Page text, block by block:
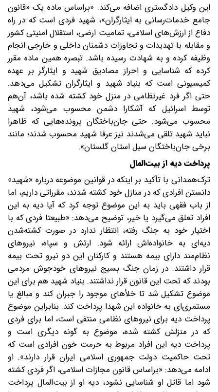
این وکیل دادگستری اضافه می‌کند: «بر‌اساس ماده یک «قانون
جامع خدمات‌رسانی به ایثارگران»، شهید فردی است که در راه
دفاع از ارزش‌های اسلامی، تمامیت ارضی، استقلال امنیتی کشور
و مقابله با تهدیدات و تجاوزات دشمنان داخلی و خارجی انجام
وظیفه کرده و به شهادت رسیده باشد. تبصره همین ماده مقرر
کرده که شناسایی و احراز مصادیق شهید و ایثارگر بر عهده
کمیسیونی است که بنیاد شهید و ایثارگران تشکیل می‌دهد.
حتی اگر فرد غیر‌نظامی در منزل خود ‌کشته شده باشد، آن‌هم
توسط اسرائیل که آشکارا دشمن محسوب می‌شود، شهید
محسوب می‌شود. حتی جان‌باختگان پرونده‌هایی که ظاهرا
نباید شهید تلقی می‌شدند نیز عرفا شهید محسوب شدند؛ مانند
برخی جان‌باختگان سیل استان گلستان».
پرداخت دیه از بیت‌المال
ترک‌همدانی با تأکید بر اینکه در قوانین موضوعه درباره «شهید»
دانستن افرادی که در منازل خود کشته شدند، مقرراتی داریم، اما
از باب فقهی باید به این موضوع توجه کرد که آیا دیه به این
افراد تعلق می‌گیرد یا خیر، توضیح می‌دهد: «طبیعتا فردی که با
اختیار خود به جنگ رفته، انتظار ندارد در صورت کشته‌شدن
دیه‌ای به خانواده‌اش ارائه شود. ارتش و سپاه، نیروهای
نظام‌مند دارای بیمه هستند و کارکنان این دو نیرو تحت بیمه
قرار داشتند. در زمان جنگ بسیج نیروهای خودجوش مردمی
بودند که تحت این قانون قرار نداشتند. بنیاد شهید هم برای این
موضوع تشکیل شد تا خلأهای موجود را جبران کند و مبالغ یا
مستمری‌ای به خانواده این شهدا پرداخت کند. بنابراین موضوع
پرداخت دیه برای نیروهای نظامی منتفی است، اما برای فردی
که در منزلش کشته شده، موضوع به ‌گونه دیگری است و
پرداخت دیه این افراد مربوط به حرمت خون افرادی است که
تحت حاکمیت دولت جمهوری اسلامی ایران قرار دارند». او
ادامه می‌دهد: «براساس قانون مجازات اسلامی، اگر فردی کشته
شود اما قاتل او شناسایی نشود،‌ دیه او از بیت‌‌المال پرداخت